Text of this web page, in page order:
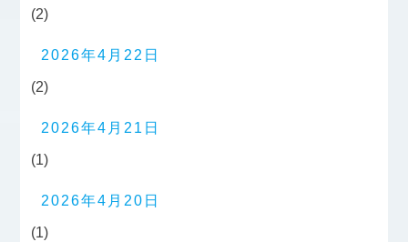
(2)
2026年4月22日
(2)
2026年4月21日
(1)
2026年4月20日
(1)